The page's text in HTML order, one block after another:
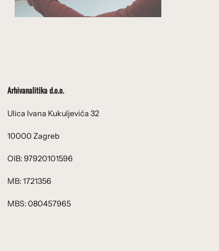
Arhivanalitika d.o.o.
Ulica Ivana Kukuljevića 32
10000 Zagreb
OIB: 97920101596
MB: 1721356
MBS: 080457965